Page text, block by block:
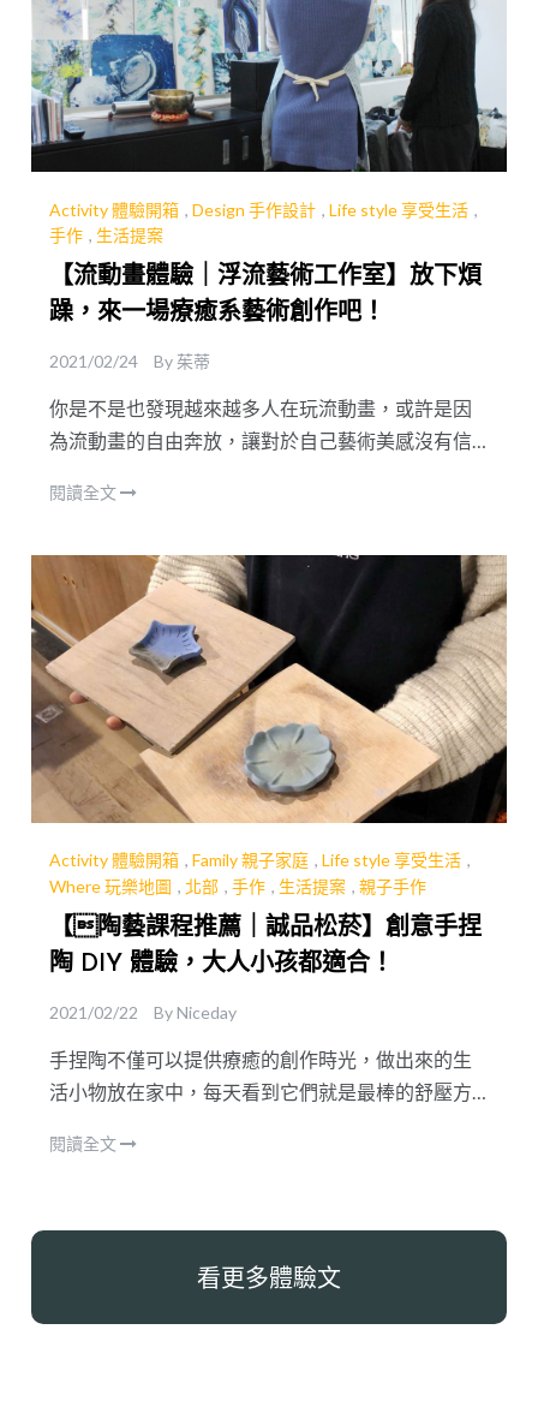
Activity 體驗開箱 ,Design 手作設計 ,Life style 享受生活 ,
手作 , 生活提案
【流動畫體驗｜浮流藝術工作室】放下煩
躁，來一場療癒系藝術創作吧！
2021/02/24 By 茱蒂
你是不是也發現越來越多人在玩流動畫，或許是因
為流動畫的自由奔放，讓對於自己藝術美感沒有信
以隨心所欲揮灑創作，讓自己好好享受在創作的當
閱讀全文
Activity 體驗開箱 ,Family 親子家庭 ,Life style 享受生活 ,
Where 玩樂地圖 ,北部 ,手作 , 生活提案 ,親子手作
【陶藝課程推薦｜誠品松菸】創意手捏
陶 DIY 體驗，大人小孩都適合！
2021/02/22 ByNiceday
手捏陶不僅可以提供療癒的創作時光，做出來的生
活小物放在家中，每天看到它們就是最棒的舒壓方
閱讀全文
看更多體驗文